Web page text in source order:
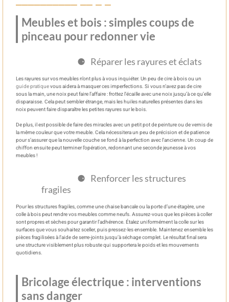
Meubles et bois : simples coups de
pinceau pour redonner vie
Réparer les rayures et éclats
Les rayures sur vos meubles n’ont plus à vous inquiéter. Un peu de cire à bois ou un
guide pratiquevous aidera à masquer ces imperfections. Si vous n’avez pas de cire
sous la main, une noix peut faire l’affaire : frottez l’écaille avec une noix jusqu’à ce qu’elle
disparaisse. Cela peut sembler étrange, mais les huiles naturelles présentes dans les
noix peuvent faire disparaître les petites rayures sur le bois.
De plus, il est possible de faire des miracles avec un petit pot de peinture ou de vernis de
la même couleur que votre meuble. Cela nécessitera un peu de précision et de patience
pour s’assurer que la nouvelle couche se fond à la perfection avec l’ancienne. Un coup de
chiffon ensuite peut terminer l’opération, redonnant une seconde jeunesse à vos
meubles !
Renforcer les structures
fragiles
Pour les structures fragiles, comme une chaise bancale ou la porte d’une étagère, une
colle à bois peut rendre vos meubles comme neufs. Assurez-vous que les pièces à coller
sont propres et sèches pour garantir l’adhérence. Étalez uniformément la colle sur les
surfaces que vous souhaitez sceller, puis pressez-les ensemble. Maintenez ensemble les
pièces fragilisées à l’aide de serre-joints jusqu’à séchage complet. Le résultat final sera
une structure visiblement plus robuste qui supportera le poids et les mouvements
quotidiens.
Bricolage électrique : interventions
sans danger